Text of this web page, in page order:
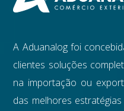
A Aduanalog foi
clientes soluções
na importação ou
das melhores